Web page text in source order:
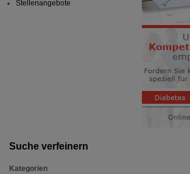
Suche verfeinern
Kategorien
Stellenangebote